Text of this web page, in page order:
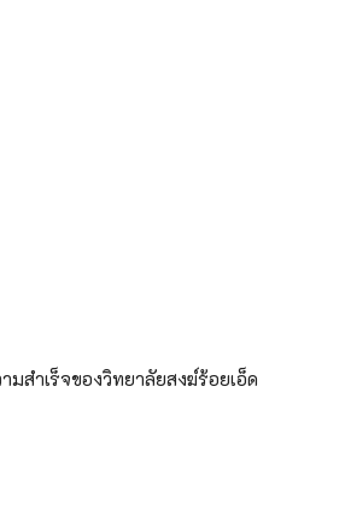
สำเร็จของวิทยาลัยสงฆ์ร้อยเอ็ด